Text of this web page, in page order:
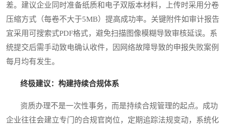
差。建议企业同时准备纸质和电子双版本材料，上传时采用分卷
压缩方式（每卷不大于5MB）提高成功率。关键附件如审计报告
宜采用可搜索式PDF格式，避免扫描图像模糊导致审核延误。系
统提交后需手动致电确认收件，因网络故障导致的申报失败案例
每月均有发生。
终极建议：构建持续合规体系
资质办理不是一次性事务，而是持续合规管理的起点。成功
企业往往会建立专门的合规官岗位，定期追踪法规变动，系统化